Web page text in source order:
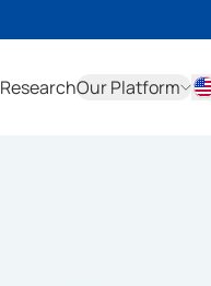
ResearchOur Platform